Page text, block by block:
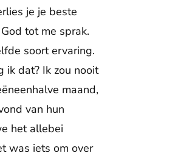
je je beste
tot me sprak.
soort ervaring.
ik dat? Ik zou nooit
maand,
van hun
het allebei
was iets om over